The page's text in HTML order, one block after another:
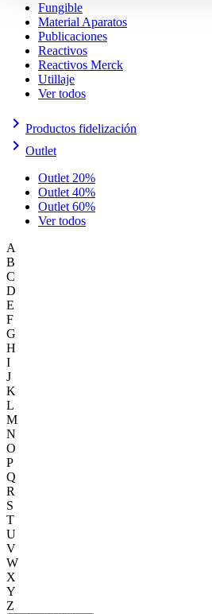
Fungible
Material Aparatos
Publicaciones
Reactivos
Reactivos Merck
Utillaje
Ver todos
keyboard_arrow_right Productos fidelización
keyboard_arrow_right Outlet
Outlet 20%
Outlet 40%
Outlet 60%
Ver todos
A
B
C
D
E
F
G
H
I
J
K
L
M
N
O
P
Q
R
S
T
U
V
W
X
Y
Z